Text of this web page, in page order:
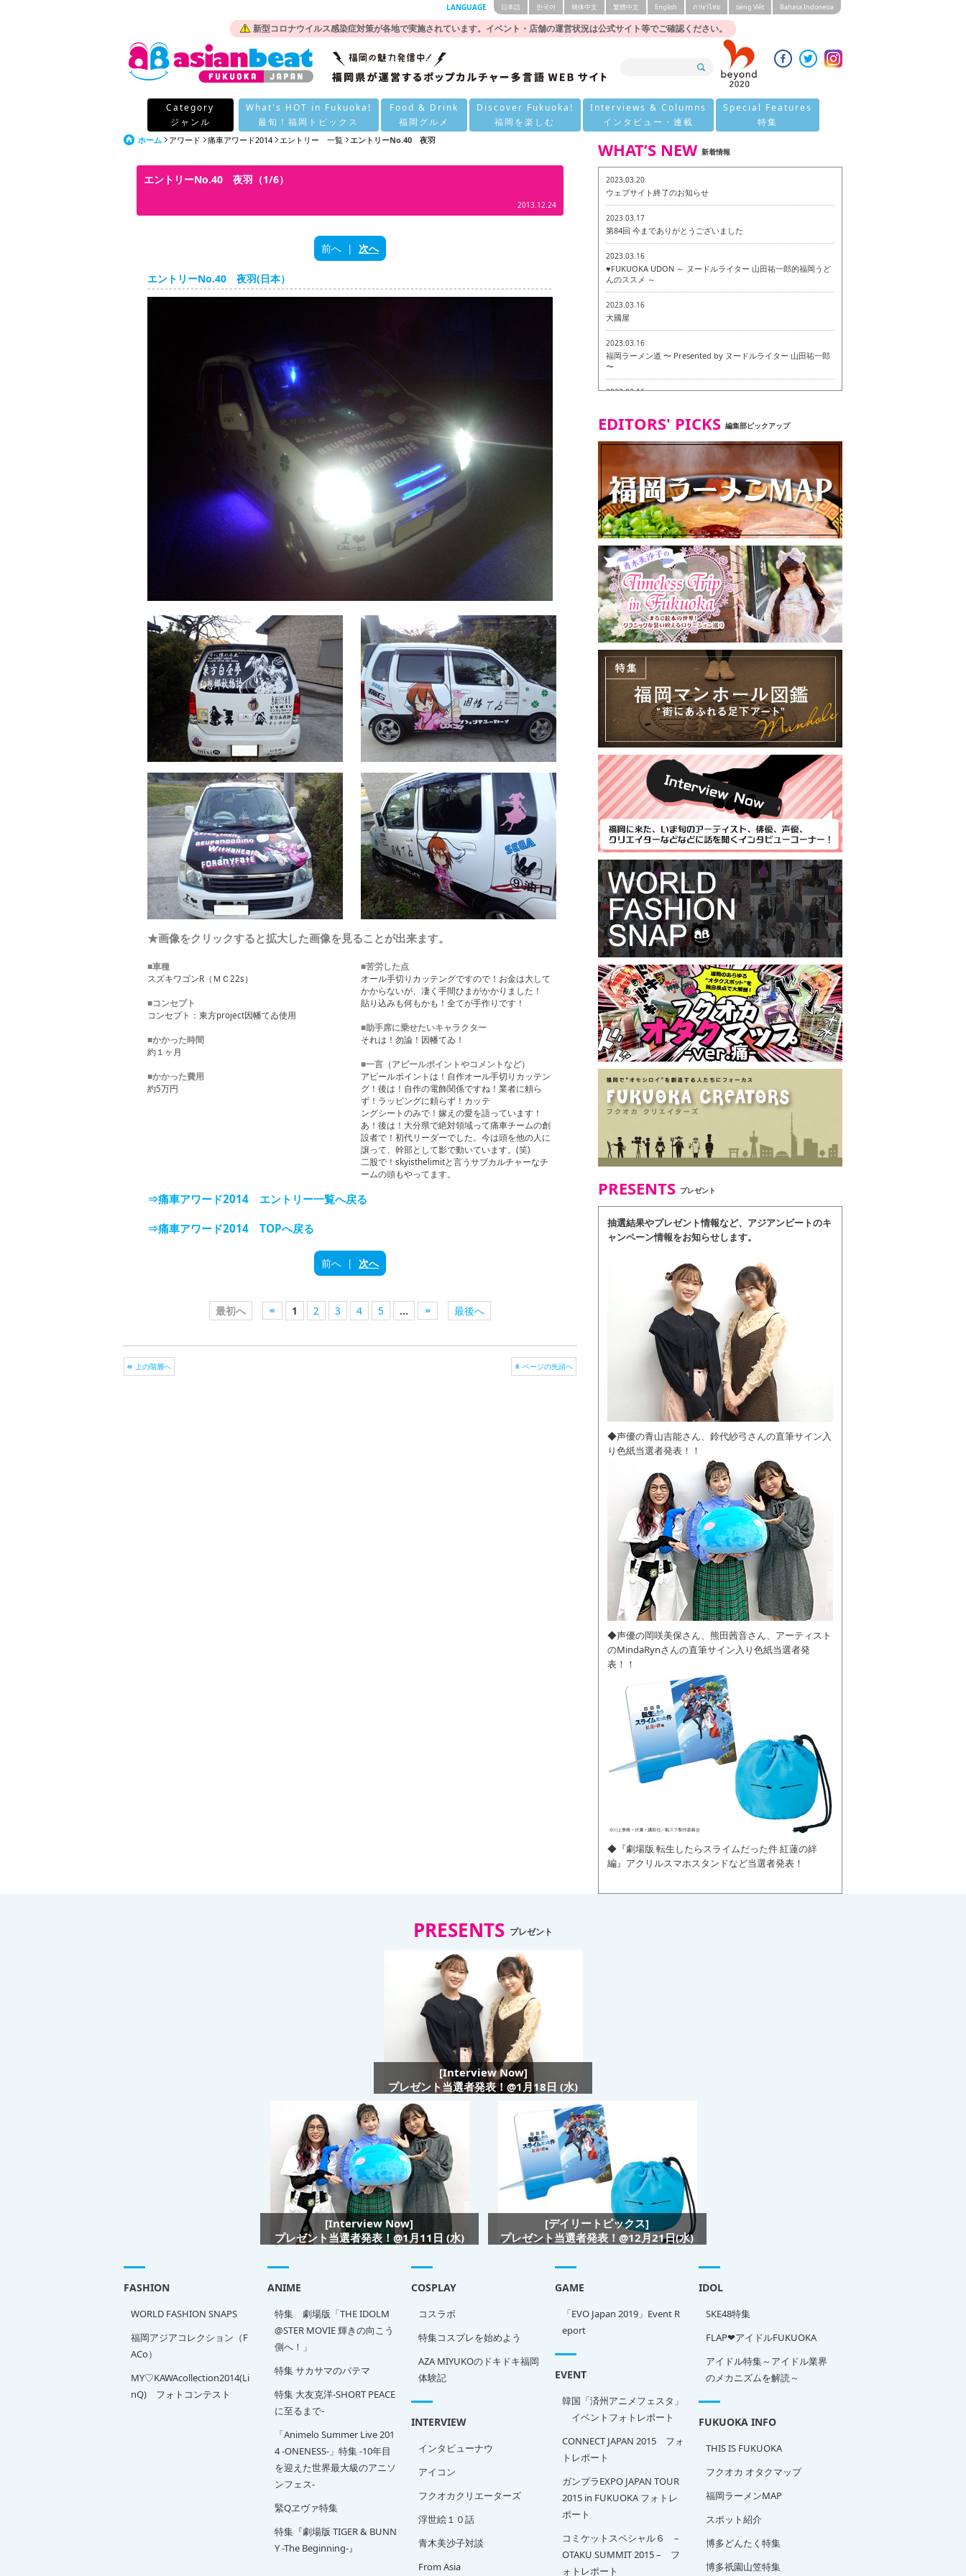
新型コロナウイルス感染症対策が各地で実施されています。イベント・店舗の運営状況は公式サイト等でご確認ください。
LANGUAGE 日本語 한국어 簡体中文 繁體中文 English ภาษาไทย tiéng Viêt Bahasa Indonesia
Category
ジャンル
What's HOT in Fukuoka!
最旬！福岡トピックス
Food & Drink
福岡グルメ
Discover Fukuoka!
福岡を楽しむ
Interviews & Columns
インタビュー・連載
Special Features
特集
ホーム アワード 痛車アワード2014 エントリー 一覧 エントリーNo.40 夜羽
エントリーNo.40 夜羽（1/6）
2013.12.24
前へ | 次へ
エントリーNo.40 夜羽(日本）
★画像をクリックすると拡大した画像を見ることが出来ます。
■車種
スズキワゴンR（ＭＣ22s）
■コンセプト
コンセプト：東方project因幡てゐ使用
■かかった時間
約１ヶ月
■かかった費用
約5万円
■苦労した点
オール手切りカッテングですので！お金は大して
かからないが、凄く手間ひまがかかりました！
貼り込みも何もかも！全てが手作りです！
■助手席に乗せたいキャラクター
それは！勿論！因幡てゐ！
■一言（アピールポイントやコメントなど）
アピールポイントは！自作オール手切りカッテン
グ！後は！自作の電飾関係ですね！業者に頼ら
ず！ラッピングに頼らず！カッテ
ングシートのみで！嫁えの愛を語っています！
あ！後は！大分県で絶対領域って痛車チームの創
設者で！初代リーダーでした。今は頭を他の人に
譲って、幹部として影で動いています。(笑)
二股で！skyisthelimitと言うサブカルチャーなチ
ームの頭もやってます。
⇒痛車アワード2014 エントリー一覧へ戻る
⇒痛車アワード2014 TOPへ戻る
前へ | 次へ
最初へ 1 2 3 4 5 ... 最後へ
上の階層へ ページの先頭へ
WHAT’S NEW 新着情報
2023.03.20
ウェブサイト終了のお知らせ
2023.03.17
第84回 今までありがとうございました
2023.03.16
♥FUKUOKA UDON ～ ヌードルライター 山田祐一郎的福岡うど
んのススメ ～
2023.03.16
大國屋
2023.03.16
福岡ラーメン道 〜 Presented by ヌードルライター 山田祐一郎
〜
2023.03.16
2023.03.07
ヴィーガン・ベジタリアンメニュー試食ツアー in 福岡市
2023.03.07
磯ぎよからず 博多本店 〜 ヴィーガン・ベジタリアンメニュー試
食ツアー in 福岡市！〜
2023.03.02
リトルスタンド大名店 〜 ヴィーガン・ベジタリアンメニュー
試食ツアー in 福岡市！〜
2023.02.28
東筑軒 折尾本社うどん店
EDITORS' PICKS 編集部ピックアップ
PRESENTS プレゼント
抽選結果やプレゼント情報など、アジアンビートのキ
ャンペーン情報をお知らせします。
◆声優の青山吉能さん、鈴代紗弓さんの直筆サイン入
り色紙当選者発表！！
◆声優の岡咲美保さん、熊田茜音さん、アーティスト
のMindaRynさんの直筆サイン入り色紙当選者発
表！！
◆『劇場版 転生したらスライムだった件 紅蓮の絆
編』アクリルスマホスタンドなど当選者発表！
PRESENTS プレゼント
[Interview Now]
プレゼント当選者発表！@1月18日 (水)
[Interview Now]
プレゼント当選者発表！@1月11日 (水)
[デイリートピックス]
プレゼント当選者発表！@12月21日(水)
FASHION
WORLD FASHION SNAPS
福岡アジアコレクション（F
ACo）
MY♡KAWAcollection2014(Li
nQ) フォトコンテスト
ANIME
特集 劇場版「THE IDOLM
@STER MOVIE 輝きの向こう
側へ！」
特集 サカサマのパテマ
特集 大友克洋-SHORT PEACE
に至るまで-
「Animelo Summer Live 201
4 -ONENESS-」特集 -10年目
を迎えた世界最大級のアニソ
ンフェス-
緊Qヱヴァ特集
特集『劇場版 TIGER & BUNN
Y -The Beginning-』
COSPLAY
コスラボ
特集コスプレを始めよう
AZA MIYUKOのドキドキ福岡
体験記
GAME
「EVO Japan 2019」Event R
eport
IDOL
SKE48特集
FLAP❤アイドルFUKUOKA
アイドル特集～アイドル業界
のメカニズムを解読～
EVENT
韓国「済州アニメフェスタ」
イベントフォトレポート
CONNECT JAPAN 2015 フォ
トレポート
ガンプラEXPO JAPAN TOUR
2015 in FUKUOKA フォトレ
ポート
コミケットスペシャル６ –
OTAKU SUMMIT 2015 – フ
ォトレポート
INTERVIEW
インタビューナウ
アイコン
フクオカクリエーターズ
浮世絵１０話
青木美沙子対談
From Asia
FUKUOKA INFO
THIS IS FUKUOKA
フクオカ オタクマップ
福岡ラーメンMAP
スポット紹介
博多どんたく特集
博多祇園山笠特集